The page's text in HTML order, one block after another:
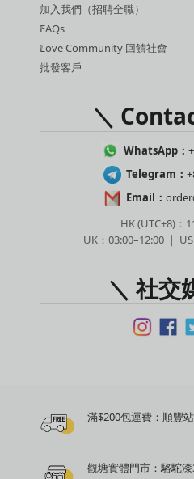
加入我們（招聘全職）
FAQs
Love Community 回饋社會
批發客戶
＼
WhatsApp：
Telegram：
Email：
HK (UTC+8)：
UK：03:00–12:00 ｜
＼ 社交
滿$200包運費：順豐
觀塘實體門市：駱駝